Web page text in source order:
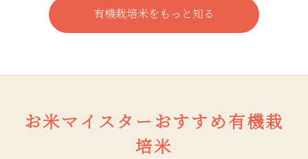
有機栽培米をもっと知る
お米マイスターおすすめ有機栽
培米